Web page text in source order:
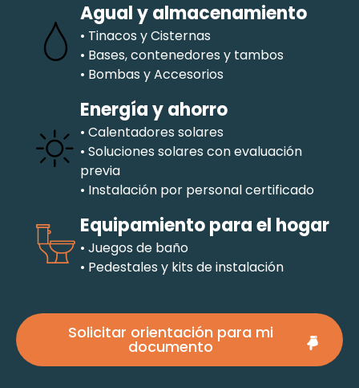
Agual y almacenamiento
• Tinacos y Cisternas
• Bases, contenedores y tambos
• Bombas y Accesorios
Energía y ahorro
• Calentadores solares
• Soluciones solares con evaluación
previa
• Instalación por personal certificado
Equipamiento para el hogar
• Juegos de baño
• Pedestales y kits de instalación
Solicitar orientación para mi
documento